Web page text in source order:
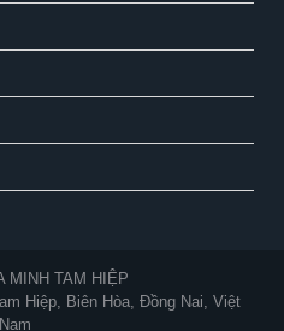
MINH TAM HIỆP
Hiệp, Biên Hòa, Đồng Nai, Việt
Nam